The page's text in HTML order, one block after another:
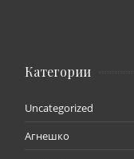
Категории
Uncategorized
Агнешко